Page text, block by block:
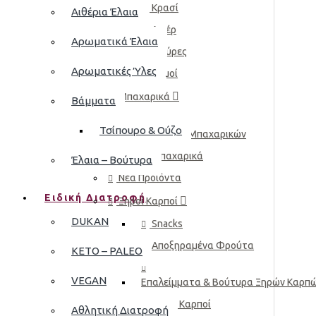
Αιθέρια Έλαια
Αρωματικά Έλαια
Αρωματικές Ύλες
Βάμματα
Τσίπουρο & Ούζο
Έλαια – Βούτυρα
Ειδική Διατροφή
DUKAN
KETO – PALEO
VEGAN
Αθλητική Διατροφή
Κρασί
Λικέρ
Μπύρες
Χυμοί
Μπαχαρικά
Μείγματα Μπαχαρικών
Μπαχαρικά
Νέα Προϊόντα
Ξηροί Καρποί
Snacks
Αποξηραμένα Φρούτα
Επαλείμματα & Βούτυρα Ξηρών
Ξηροί Καρποί